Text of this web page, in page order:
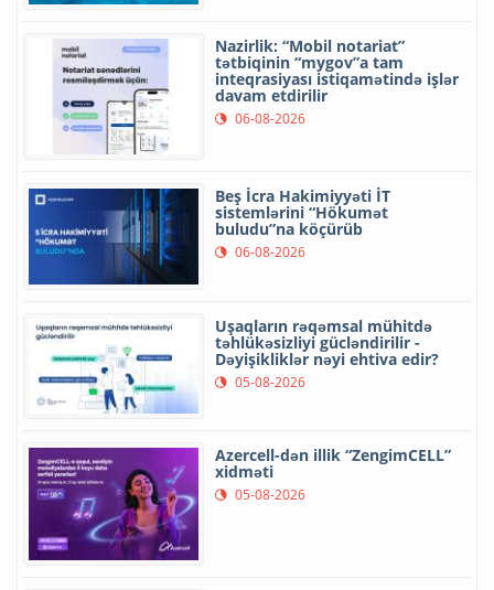
Nazirlik: “Mobil notariat”
tətbiqinin “mygov”a tam
inteqrasiyası istiqamətində işlər
davam etdirilir
06-08-2026
Beş İcra Hakimiyyəti İT
sistemlərini “Hökumət
buludu”na köçürüb
06-08-2026
Uşaqların rəqəmsal mühitdə
təhlükəsizliyi gücləndirilir -
Dəyişikliklər nəyi ehtiva edir?
05-08-2026
Azercell-dən illik “ZengimCELL”
xidməti
05-08-2026